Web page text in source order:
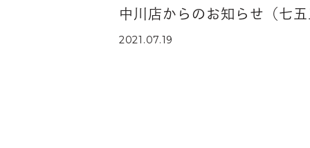
中川店からのお知らせ（七
2021.07.19